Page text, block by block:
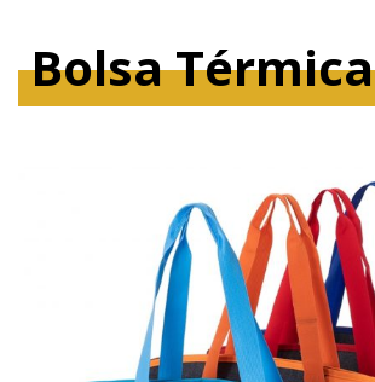
Bolsa Térmica